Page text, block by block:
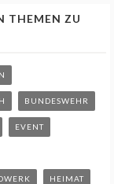
THEMEN ZU
BUNDESWEHR
EVENT
HEIMAT